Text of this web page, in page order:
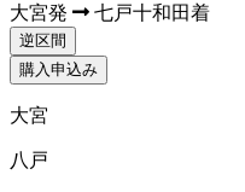
大宮発 七戸十和田着
逆区間
購入申込み
大宮
八戸